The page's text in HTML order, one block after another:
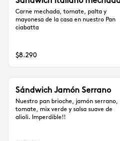
Carne mechada, tomate, palta y
mayonesa de la casa en nuestro Pan
ciabatta
$8.290
Sándwich Jamón Serrano
Nuestro pan brioche, jamón serrano,
tomate, mix verde y salsa suave de
alioli. Imperdible!!